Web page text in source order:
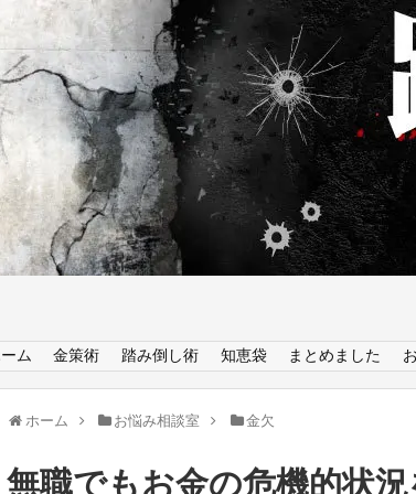
ム 金策術 踏み倒し術 知恵袋 まとめました
ホーム お悩み相談室 金欠
無職でもお金の危機的状況